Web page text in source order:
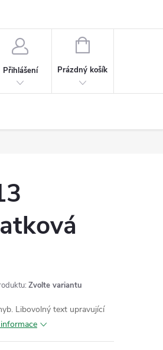
Přihlášení
NÁKUPNÍ
Prázdný košík
Zvolte variantu
Libovolný text upravující